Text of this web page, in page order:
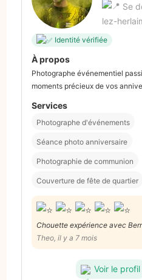
Se
lez-
Identité vérifiée
À propos
Photographe événementiel
moments précieux de vos
Services
Photographe d'événements
Séance photo anniversaire
Photographie de communion
Couverture de fête de quartier
Chouette expérience avec
conseils ect. Très gentil et
recommande
Theo, il y a 7 mois
Voir le profil